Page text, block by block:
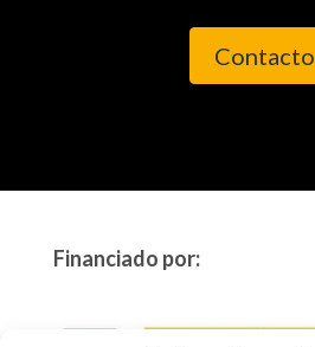
Contacto
Financiado por: